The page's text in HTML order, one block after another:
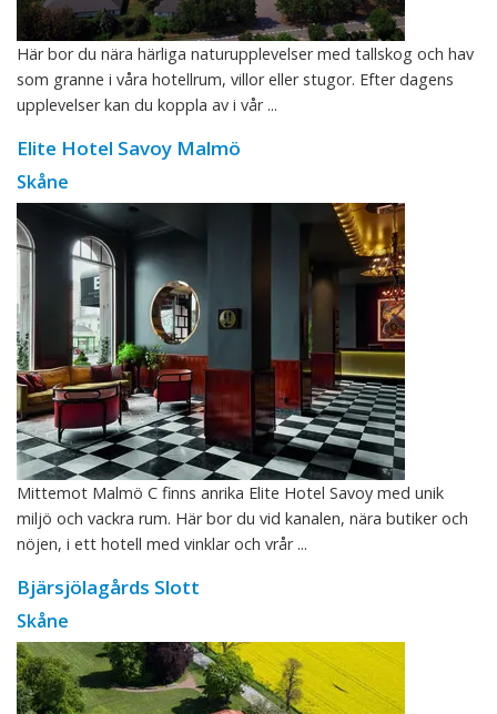
Här bor du nära härliga naturupplevelser med tallskog och hav
som granne i våra hotellrum, villor eller stugor. Efter dagens
upplevelser kan du koppla av i vår ...
Elite Hotel Savoy Malmö
Skåne
Mittemot Malmö C finns anrika Elite Hotel Savoy med unik
miljö och vackra rum. Här bor du vid kanalen, nära butiker och
nöjen, i ett hotell med vinklar och vrår ...
Bjärsjölagårds Slott
Skåne